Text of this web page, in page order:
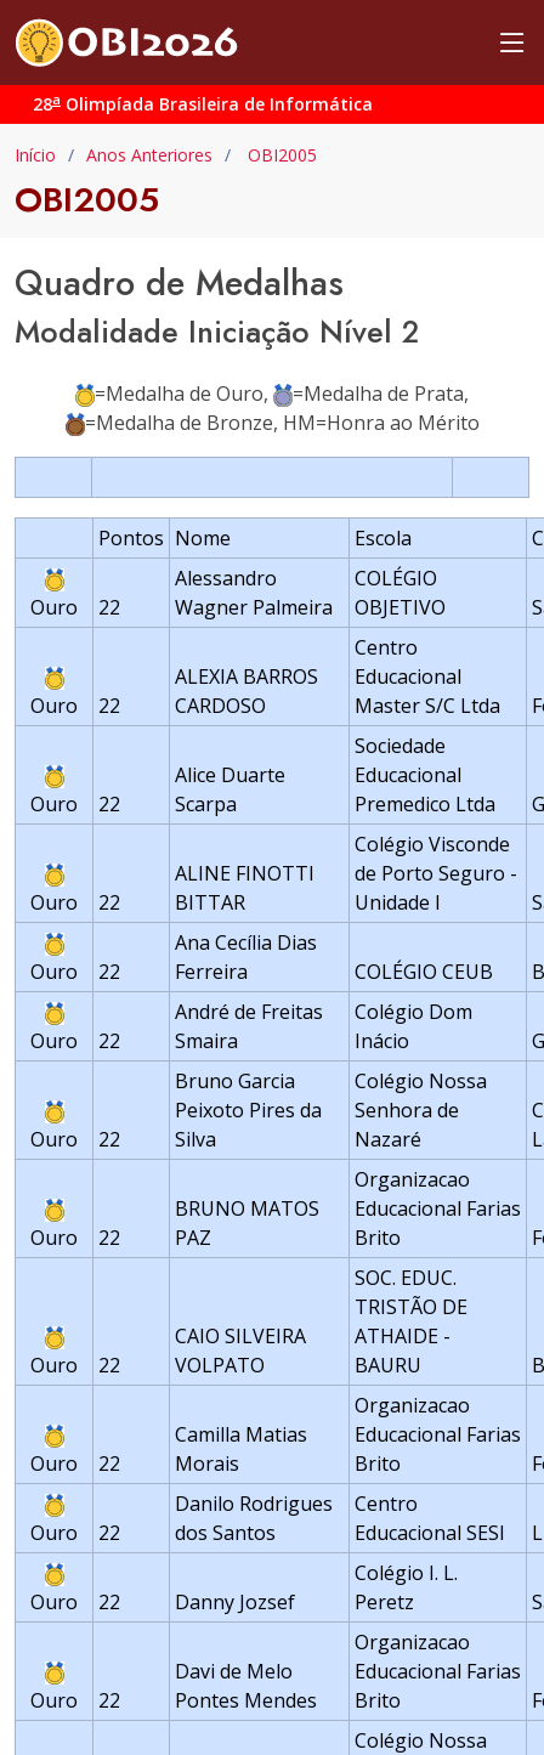
28a Olimpíada Brasileira de Informática
Início Anos Anteriores OBI2005
OBI2005
Quadro de Medalhas
Modalidade Iniciação Nível 2
=Medalha de Ouro,
=Medalha de Prata,
=Medalha de Bronze, HM=Honra ao Mérito
Pontos Nome Escola
Ouro 22
Alessandro
Wagner Palmeira
COLÉGIO
OBJETIVO
Ouro 22
ALEXIA BARROS
CARDOSO
Centro
Educacional
Master S/C Ltda
Ouro 22
Alice Duarte
Scarpa
Sociedade
Educacional
Premedico Ltda
Ouro 22
ALINE FINOTTI
BITTAR
Colégio Visconde
de Porto Seguro -
Unidade I
Ouro 22
Ana Cecília Dias
Ferreira
COLÉGIO CEUB
Ouro 22
André de Freitas
Smaira
Colégio Dom
Inácio
Ouro 22
Bruno Garcia
Peixoto Pires da
Silva
Colégio Nossa
Senhora de
Nazaré
Ouro 22
BRUNO MATOS
PAZ
Organizacao
Educacional Farias
Brito
Ouro 22
CAIO SILVEIRA
VOLPATO
SOC. EDUC.
TRISTÃO DE
ATHAIDE -
BAURU
Ouro 22
Camilla Matias
Morais
Organizacao
Educacional Farias
Brito
Ouro 22
Danilo Rodrigues
dos Santos
Centro
Educacional SESI
Ouro 22 Danny Jozsef
Colégio I. L.
Peretz
Ouro 22
Davi de Melo
Pontes Mendes
Organizacao
Educacional Farias
Brito
Colégio Nossa